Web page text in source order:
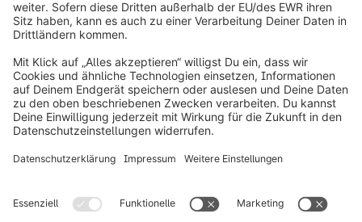
info@shopware.com
Produkt
Lösungen
Partner
Entwickler